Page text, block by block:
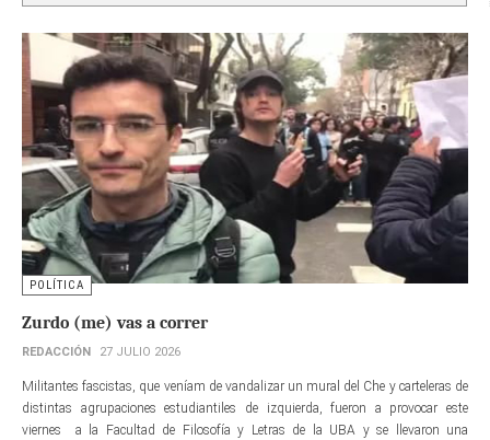
POLÍTICA
Zurdo (me) vas a correr
REDACCIÓN 27 JULIO 2026
Militantes fascistas, que veníam de vandalizar un mural del Che y carteleras de
distintas agrupaciones estudiantiles de izquierda, fueron a provocar este
viernes a la Facultad de Filosofía y Letras de la UBA y se llevaron una